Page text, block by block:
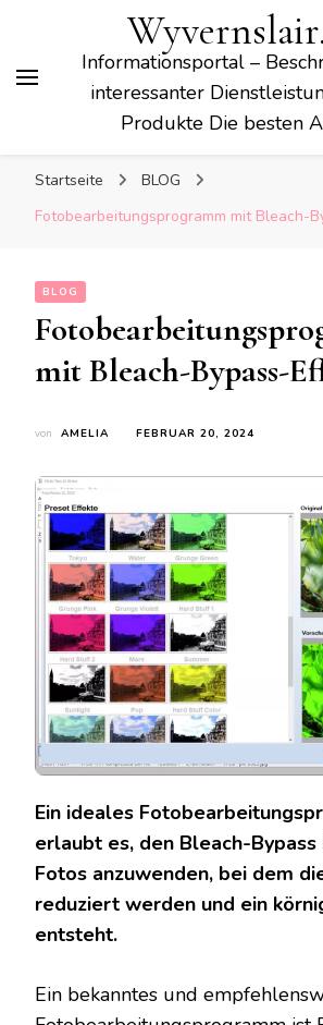
Informationsportal –
interessanter
Produkte Die besten
Startseite
BLOG
Fotobearbeitungsprogramm mit Bleach-
BLOG
mit Bleach-Bypass-
von AMELIA FEBRUAR 20, 2024
Ein ideales
erlaubt es, den Bleach-
Fotos anzuwenden, bei dem
reduziert werden und ein
entsteht.
Ein bekanntes und